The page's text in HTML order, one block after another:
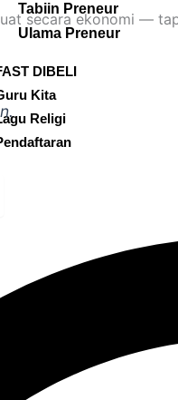
Tabiin Preneur
Ulama Preneur
DIBELI
Kita
Religi
secara ekonomi —